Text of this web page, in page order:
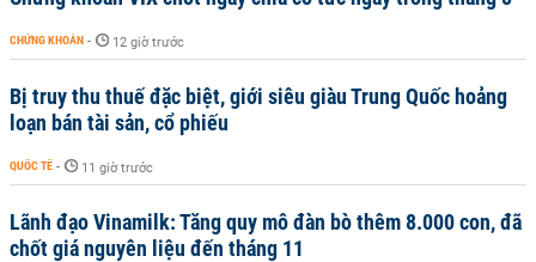
CHỨNG KHOÁN - 12 giờ trước
Bị truy thu thuế đặc biệt, giới siêu giàu Trung Quốc hoảng
loạn bán tài sản, cổ phiếu
QUỐC TẾ - 11 giờ trước
Lãnh đạo Vinamilk: Tăng quy mô đàn bò thêm 8.000 con, đã
chốt giá nguyên liệu đến tháng 11